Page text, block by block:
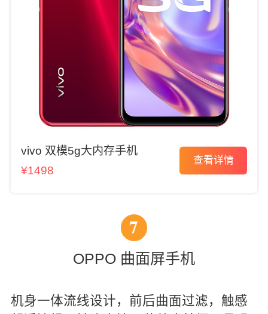
vivo 双模5g大内存手机
¥1498
查看详情
7
OPPO 曲面屏手机
机身一体流线设计，前后曲面过滤，触感